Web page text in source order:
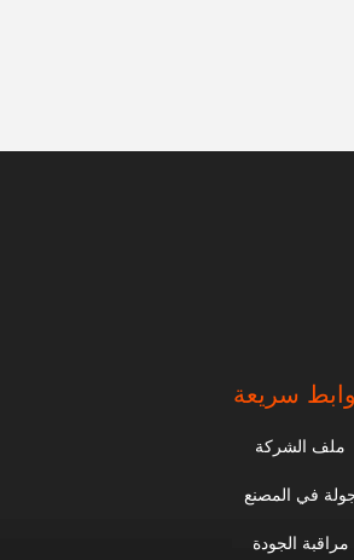
سريعة
ملف الشركة
في المصنع
مراقبة الجودة